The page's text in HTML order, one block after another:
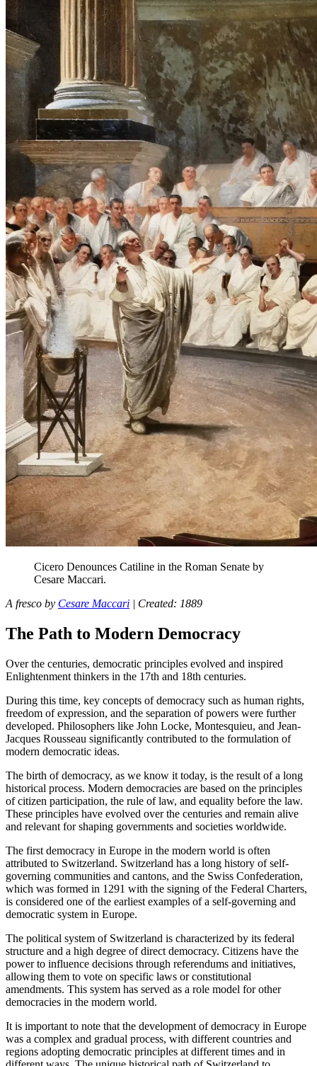
Cicero Denounces Catiline in the Roman Senate by
Cesare Maccari.
A fresco by Cesare Maccari | Created: 1889
The Path to Modern Democracy
Over the centuries, democratic principles evolved and inspired
Enlightenment thinkers in the 17th and 18th centuries.
During this time, key concepts ofdemocracy such as human rights,
freedom of expression, and the separation of powers were further
developed. Philosophers like John Locke, Montesquieu, and Jean-
Jacques Rousseau significantly contributed to the formulation of
modern democratic ideas.
The birth ofdemocracy, as we know it today, is the result of a long
historical process. Modern democracies are based on the principles
ofcitizen participation, the rule oflaw, and equality before the law.
These principles have evolved over the centuries and remain alive
and relevant forshaping governments and societies worldwide.
The first democracy in Europe in the modern world is often
attributed to Switzerland. Switzerland has a long history of self-
governing communities and cantons, and the Swiss Confederation,
which was formed in 1291 with the signing ofthe Federal Charters,
is considered one ofthe earliest examples of a self-governing and
democratic system in Europe.
The political system of Switzerland is characterized by its federal
structure and a high degree ofdirect democracy. Citizens have the
powerto influence decisions through referendums and initiatives,
allowing them to vote on specific laws orconstitutional
amendments. This system has served as a role model for other
democracies in the modern world.
It is important to note that the development ofdemocracy in Europe
was a complex and gradual process, with different countries and
regions adopting democratic principles at different times and in